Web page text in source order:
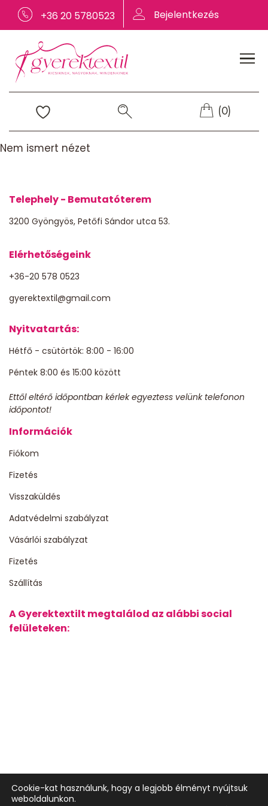
+36 20 5780523 Bejelentkezés
(0)
Nem ismert nézet
Telephely - Bemutatóterem
3200 Gyöngyös, Petőfi Sándor utca 53.
Elérhetőségeink
+36-20 578 0523
gyerektextil@gmail.com
Nyitvatartás:
Hétfő - csütörtök: 8:00 - 16:00
Péntek 8:00 és 15:00 között
Ettől eltérő időpontban kérlek egyeztess velünk telefonon
időpontot!
Információk
Fiókom
Fizetés
Visszaküldés
Adatvédelmi szabályzat
Vásárlói szabályzat
Fizetés
Szállítás
A Gyerektextilt megtalálod az alábbi social
felületeken:
Cookie-kat használunk, hogy a legjobb élményt nyújtsuk
weboldalunkon.